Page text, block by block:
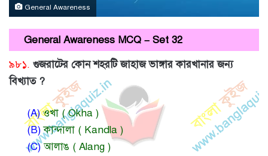
General Awareness
General Awareness MCQ – Set 32
৯৮১. গুজরাটের কোন শহরটি জাহাজ ভাঙ্গার কারখানার জন্য
বিখ্যাত ?
(A)ওখা ( Okha )
(B)কান্দালা ( Kandla )
(C)আলাঙ ( Alang )